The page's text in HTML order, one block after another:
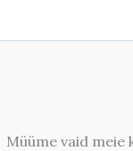
Müüme vaid meie